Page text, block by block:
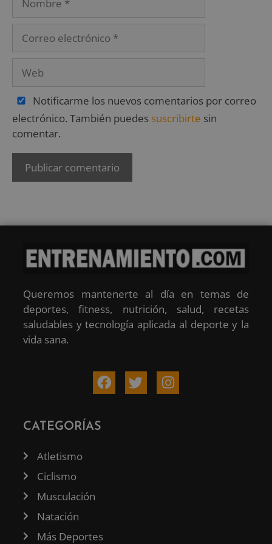
Notificarme los nuevos comentarios por correo
electrónico. También puedes suscribirte sin
comentar.
Queremos mantenerte al día en temas de
deportes, fitness, nutrición, salud, recetas
saludables y tecnología aplicada al deporte y la
vida sana.
CATEGORÍAS
Atletismo
Ciclismo
Musculación
Natación
Más Deportes